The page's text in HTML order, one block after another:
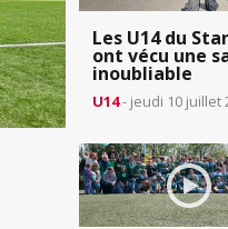
Les U14 du
ont vécu une
inoubliable
U14- jeudi 10 juillet